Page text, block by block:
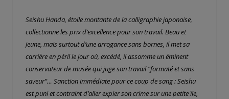
Seishu Handa, étoile montante de la calligraphie japonaise,
collectionne les prix d’excellence pour son travail. Beau et
jeune, mais surtout d’une arrogance sans bornes, il met sa
carrière en péril le jour où, excédé, il assomme un éminent
conservateur de musée qui juge son travail “formaté et sans
saveur”… Sanction immédiate pour ce coup de sang : Seishu
est puni et contraint d’aller expier son crime sur une petite île,